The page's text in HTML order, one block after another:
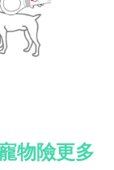
物險更多